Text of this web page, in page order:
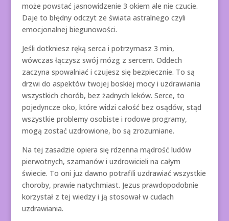
może powstać jasnowidzenie 3 okiem ale nie czucie.
Daje to błędny odczyt ze świata astralnego czyli
emocjonalnej biegunowości.
Jeśli dotkniesz ręką serca i potrzymasz 3 min,
wówczas łączysz swój mózg z sercem. Oddech
zaczyna spowalniać i czujesz się bezpiecznie. To są
drzwi do aspektów twojej boskiej mocy i uzdrawiania
wszystkich chorób, bez żadnych leków. Serce, to
pojedyncze oko, które widzi całość bez osądów, stąd
wszystkie problemy osobiste i rodowe programy,
mogą zostać uzdrowione, bo są zrozumiane.
Na tej zasadzie opiera się rdzenna mądrość ludów
pierwotnych, szamanów i uzdrowicieli na całym
świecie. To oni już dawno potrafili uzdrawiać wszystkie
choroby, prawie natychmiast. Jezus prawdopodobnie
korzystał z tej wiedzy i ją stosował w cudach
uzdrawiania.